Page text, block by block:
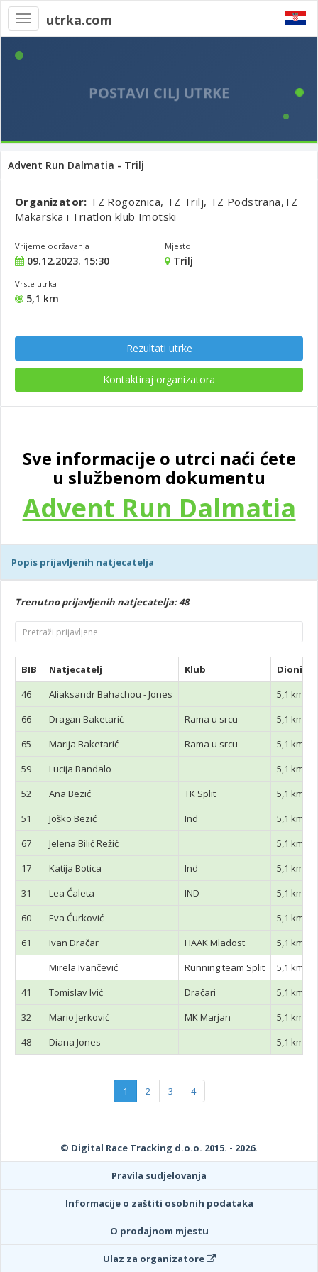
Toggle
navigation
utrka.com
Advent Run Dalmatia - Trilj
Organizator: TZ Rogoznica, TZ Trilj, TZ Podstrana,TZ
Makarska i Triatlon klub Imotski
Vrijeme održavanja
09.12.2023. 15:30
Mjesto
Trilj
Vrste utrka
5,1 km
Rezultati utrke
Kontaktiraj organizatora
Sve informacije o utrci naći ćete
u službenom dokumentu
Advent Run Dalmatia
Popis prijavljenih natjecatelja
Trenutno prijavljenih natjecatelja: 48
BIB Natjecatelj Klub
Dionica
46
Aliaksandr Bahachou - Jones
5,1 km
66
Dragan Baketarić Rama u srcu
5,1 km
65
Marija Baketarić Rama u srcu
5,1 km
59
Lucija Bandalo
5,1 km
52
Ana Bezić TK Split
5,1 km
51
Joško Bezić Ind
5,1 km
67
Jelena Bilić Režić
5,1 km
17
Katija Botica Ind
5,1 km
31
Lea Ćaleta IND
5,1 km
60
Eva Ćurković
5,1 km
61
Ivan Dračar HAAK Mladost
5,1 km
Mirela Ivančević
Running team Split
5,1 km
41
Tomislav Ivić Dračari
5,1 km
32
Mario Jerković MK Marjan
5,1 km
48
Diana Jones 5,1 km
1 2 3 4
© Digital Race Tracking d.o.o. 2015. - 2026.
Pravila sudjelovanja
Informacije o zaštiti osobnih podataka
O prodajnom mjestu
Ulaz za organizatore